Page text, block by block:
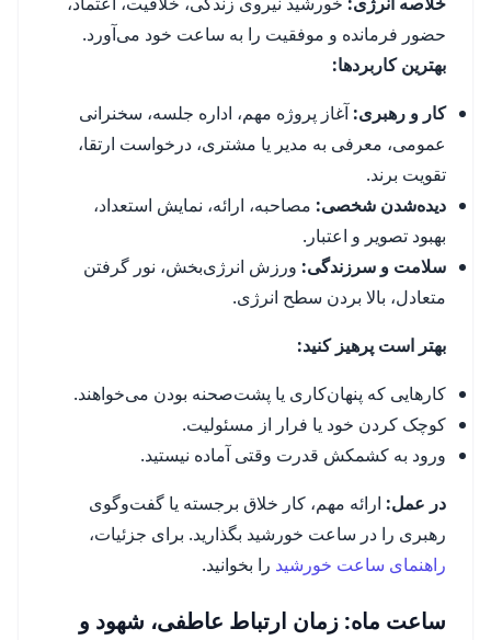
حضور فرمانده و موفقیت را به ساعت خود می‌آورد.
بهترین کاربردها:
کار و رهبری: آغاز پروژه مهم، اداره جلسه، سخنرانی
عمومی، معرفی به مدیر یا مشتری، درخواست ارتقا،
تقویت برند.
دیده‌شدن شخصی: مصاحبه، ارائه، نمایش استعداد،
بهبود تصویر و اعتبار.
سلامت و سرزندگی: ورزش انرژی‌بخش، نور گرفتن
متعادل، بالا بردن سطح انرژی.
بهتر است پرهیز کنید:
کارهایی که پنهان‌کاری یا پشت‌صحنه بودن می‌خواهند.
کوچک کردن خود یا فرار از مسئولیت.
ورود به کشمکش قدرت وقتی آماده نیستید.
در عمل: ارائه مهم، کار خلاق برجسته یا گفت‌وگوی
رهبری را در ساعت خورشید بگذارید. برای جزئیات،
راهنمای ساعت خورشید را بخوانید.
ساعت ماه: زمان ارتباط عاطفی، شهود و